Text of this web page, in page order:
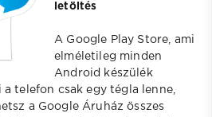
letöltés
A Google Play Store, ami
elméletileg minden
Android készülék
telefon csak egy tégla lenne,
a Google Áruház összes